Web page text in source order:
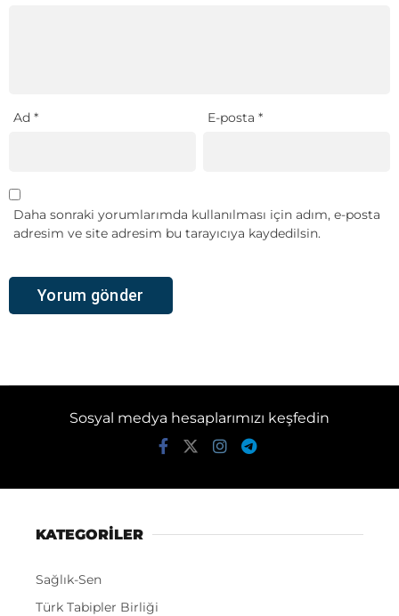
Ad * E-posta*
Daha sonraki yorumlarımda kullanılması için adım, e-posta
adresim ve site adresim bu tarayıcıya kaydedilsin.
Sosyal medya hesaplarımızı keşfedin
KATEGORİLER
Sağlık-Sen
Türk Tabipler Birliği